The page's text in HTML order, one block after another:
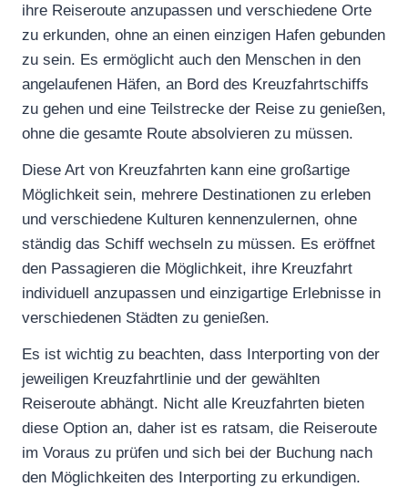
ihre Reiseroute anzupassen und verschiedene Orte
zu erkunden, ohne an einen einzigen Hafen gebunden
zu sein. Es ermöglicht auch den Menschen in den
angelaufenen Häfen, an Bord des Kreuzfahrtschiffs
zu gehen und eine Teilstrecke der Reise zu genießen,
ohne die gesamte Route absolvieren zu müssen.
Diese Art von Kreuzfahrten kann eine großartige
Möglichkeit sein, mehrere Destinationen zu erleben
und verschiedene Kulturen kennenzulernen, ohne
ständig das Schiff wechseln zu müssen. Es eröffnet
den Passagieren die Möglichkeit, ihre Kreuzfahrt
individuell anzupassen und einzigartige Erlebnisse in
verschiedenen Städten zu genießen.
Es ist wichtig zu beachten, dass Interporting von der
jeweiligen Kreuzfahrtlinie und der gewählten
Reiseroute abhängt. Nicht alle Kreuzfahrten bieten
diese Option an, daher ist es ratsam, die Reiseroute
im Voraus zu prüfen und sich bei der Buchung nach
den Möglichkeiten des Interporting zu erkundigen.